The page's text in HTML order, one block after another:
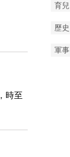
時至
育兒
歷史
軍事